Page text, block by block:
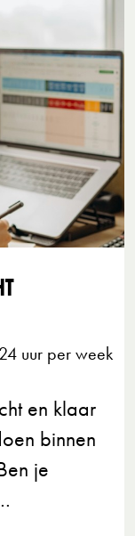
uur per week
en klaar
binnen
je